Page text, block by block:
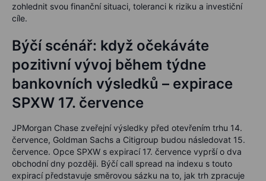
zohlednit svou finanční situaci, toleranci k riziku a investiční
cíle.
Býčí scénář: když očekáváte
pozitivní vývoj během týdne
bankovních výsledků – expirace
SPXW 17. července
JPMorgan Chase zveřejní výsledky před otevřením trhu 14.
července, Goldman Sachs a Citigroup budou následovat 15.
července. Opce SPXW s expirací 17. července vyprší o dva
obchodní dny později. Býčí call spread na indexu s touto
expirací představuje směrovou sázku na to, jak trh zpracuje